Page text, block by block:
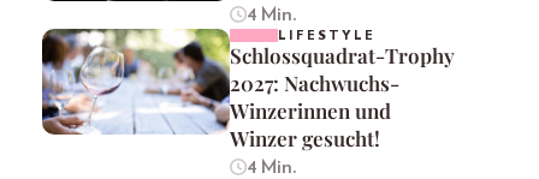
4 Min.
LIFESTYLE
Schlossquadrat-Trophy
2027: Nachwuchs-
Winzerinnen und
Winzer gesucht!
4 Min.